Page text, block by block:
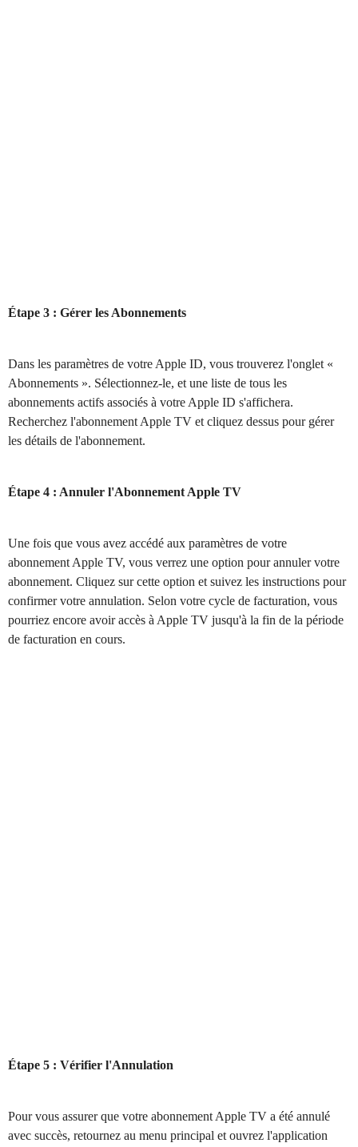
Étape 3 : Gérer les Abonnements
Dans les paramètres de votre Apple ID, vous trouverez l'onglet «
Abonnements ». Sélectionnez-le, et une liste de tous les
abonnements actifs associés à votre Apple ID s'affichera.
Recherchez l'abonnement Apple TV et cliquez dessus pour gérer
les détails de l'abonnement.
Étape 4 : Annuler l'Abonnement Apple TV
Une fois que vous avez accédé aux paramètres de votre
abonnement Apple TV, vous verrez une option pour annuler votre
abonnement. Cliquez sur cette option et suivez les instructions pour
confirmer votre annulation. Selon votre cycle de facturation, vous
pourriez encore avoir accès à Apple TV jusqu'à la fin de la période
de facturation en cours.
Étape 5 : Vérifier l'Annulation
Pour vous assurer que votre abonnement Apple TV a été annulé
avec succès, retournez au menu principal et ouvrez l'application